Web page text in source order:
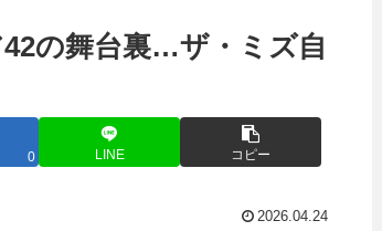
の舞台裏…ザ・ミズ自
0 LINE コピー
2026.04.24